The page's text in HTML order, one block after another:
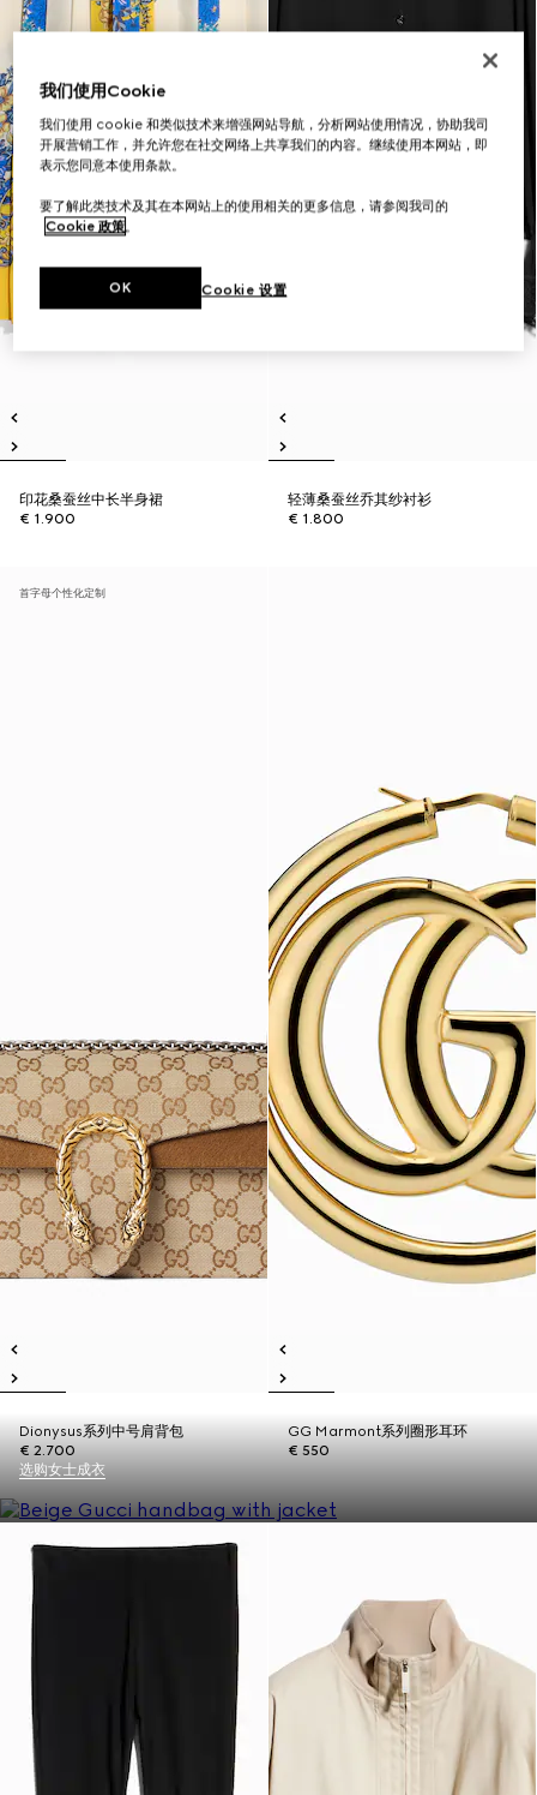
印花桑蚕丝中长半身裙
€ 1.900
轻薄桑蚕丝乔其纱衬衫
€ 1.800
首字母个性化定制
Dionysus系列中号肩背包
€ 2.700
GG Marmont系列圈形耳环
€ 550
选购女士成衣
我们使用Cookie
我们使用 cookie 和类似技术来增强网站导航，分析网站使用情况，协助我司
开展营销工作，并允许您在社交网络上共享我们的内容。继续使用本网站，即
表示您同意本使用条款。
要了解此类技术及其在本网站上的使用相关的更多信息，请参阅我司的
Cookie 政策。
Cookie 设置
OK